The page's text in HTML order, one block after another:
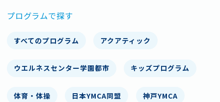
プログラムで探す
すべてのプログラム アクアティック
ウエルネスセンター学園都市 キッズプログラム
体育・体操 日本YMCA同盟 神戸YMCA